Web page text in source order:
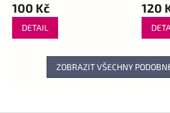
100 Kč
DETAIL
120
ZOBRAZIT VŠECHNY